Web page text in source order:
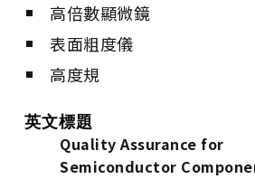
高倍數顯微鏡
表面粗度儀
高度規
英文標題
Quality Assurance for
Semiconductor